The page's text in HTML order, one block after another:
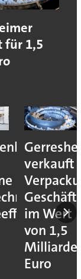
für 1,5
verkauft
im Wert
von 1,5
Euro